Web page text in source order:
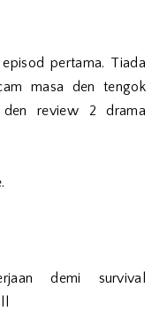
pertama. Tiada
masa den tengok
review 2 drama
demi survival